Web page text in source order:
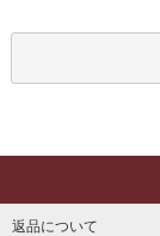
返品について